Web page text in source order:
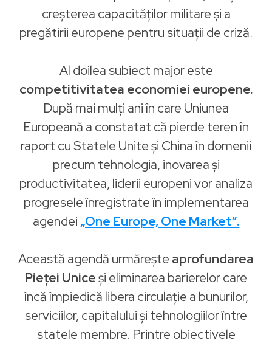
creșterea capacităților militare și a
pregătirii europene pentru situații de criză.
Al doilea subiect major este
competitivitatea economiei europene.
După mai mulți ani în care Uniunea
Europeană a constatat că pierde teren în
raport cu Statele Unite și China în domenii
precum tehnologia, inovarea și
productivitatea, liderii europeni vor analiza
progresele înregistrate în implementarea
agendei „One Europe, One Market”.
Această agendă urmărește aprofundarea
Pieței Uniceși eliminarea barierelor care
încă împiedică libera circulație a bunurilor,
serviciilor, capitalului și tehnologiilor între
statele membre. Printre obiectivele